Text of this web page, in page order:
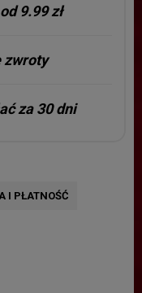
9.99 zł
zwroty
za 30 dni
I PŁATNOŚĆ